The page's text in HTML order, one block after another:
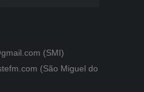
(SMI)
(São Miguel do